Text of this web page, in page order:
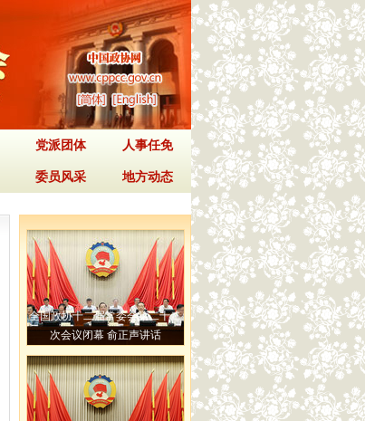
党派团体 人事任免
委员风采 地方动态
全国政协十二届常委会第二十二
次会议闭幕 俞正声讲话